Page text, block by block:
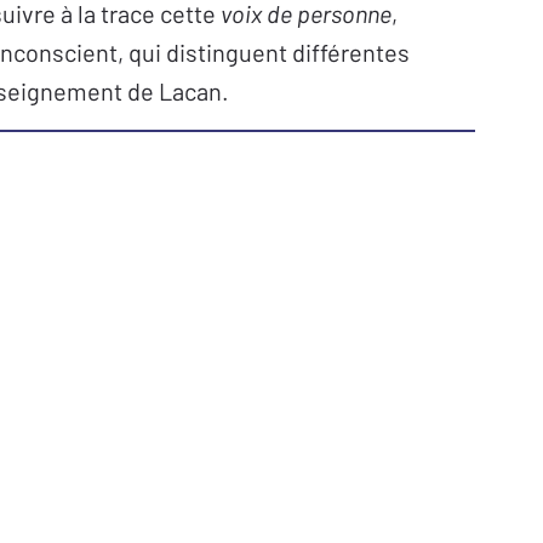
l’École –Marie-Claude Sureau
à la trace cette voix de personne,
qui distinguent différentes
de Lacan.